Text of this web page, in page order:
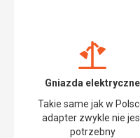
Gniazda elektryczne
Takie same jak w
adapter zwykle nie
potrzebny